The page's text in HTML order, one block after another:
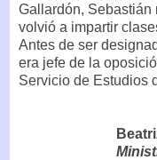
Gallardón, Sebastián
volvió a impartir
Antes de ser
era jefe de la
Servicio de Estudios